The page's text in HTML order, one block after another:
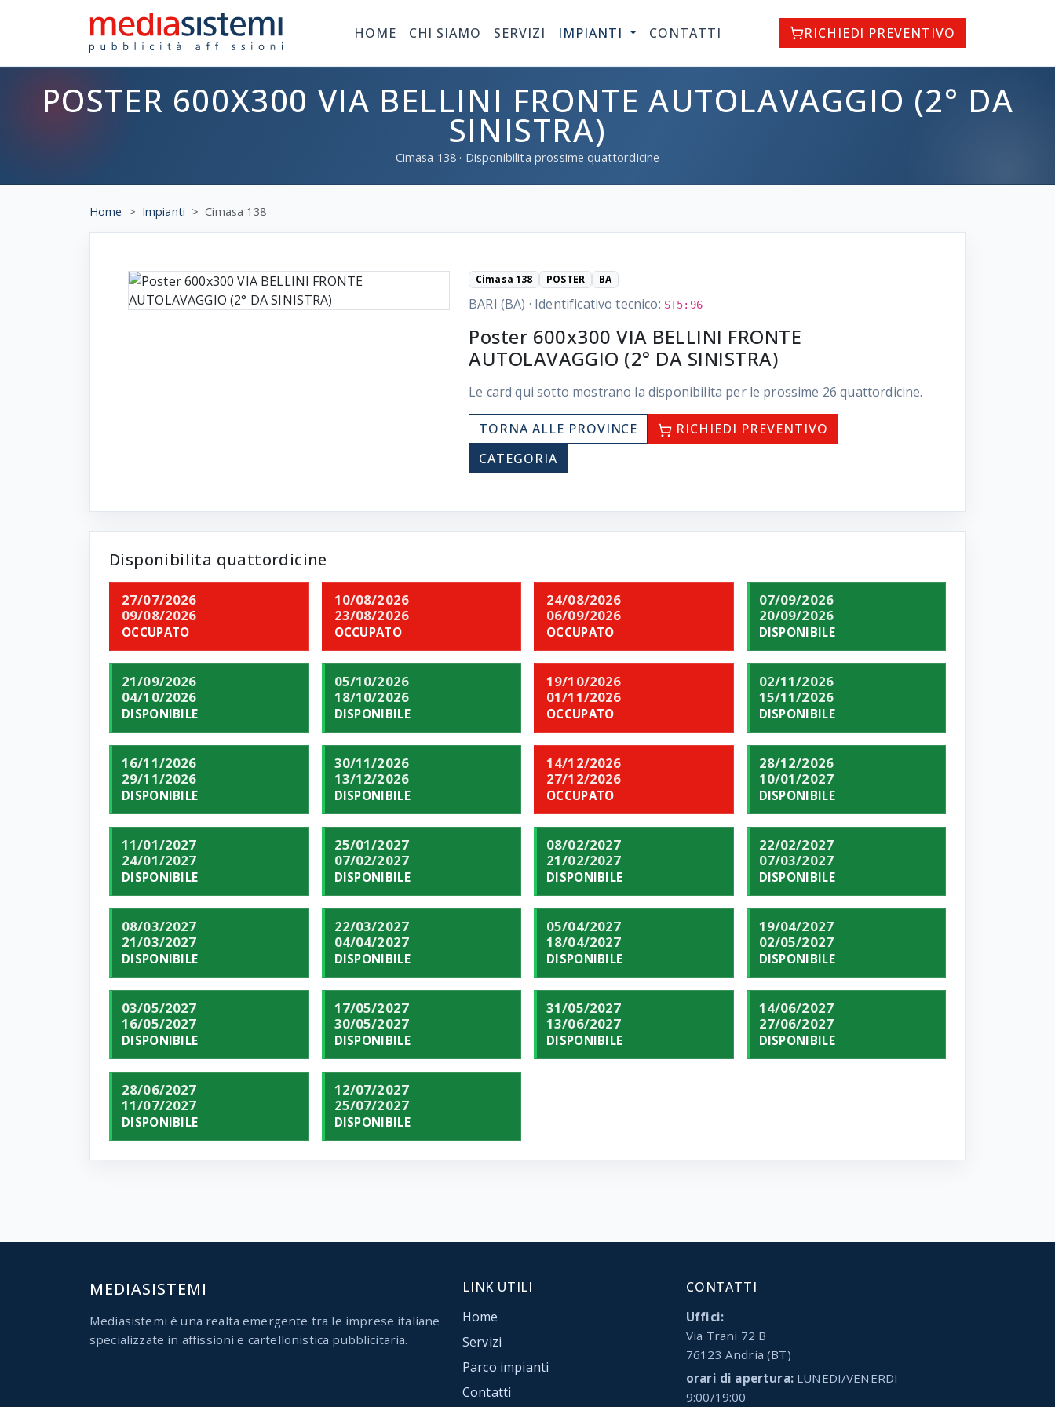
HOME CHI SIAMO SERVIZI IMPIANTI CONTATTI RICHIEDI PREVENTIVO
POSTER 600X300 VIA BELLINI FRONTE AUTOLAVAGGIO (2° DA
SINISTRA)
Cimasa 138 · Disponibilita prossime quattordicine
Home Impianti Cimasa 138
Cimasa 138 POSTER BA
BARI (BA) · Identificativo tecnico: ST5:96
Poster 600x300 VIA BELLINI FRONTE
AUTOLAVAGGIO (2° DA SINISTRA)
Le card qui sotto mostrano la disponibilita per le prossime 26 quattordicine.
TORNA ALLE PROVINCE
RICHIEDI PREVENTIVO
CATEGORIA
Disponibilita quattordicine
27/07/2026
09/08/2026
OCCUPATO
10/08/2026
23/08/2026
OCCUPATO
24/08/2026
06/09/2026
OCCUPATO
07/09/2026
20/09/2026
DISPONIBILE
21/09/2026
04/10/2026
DISPONIBILE
05/10/2026
18/10/2026
DISPONIBILE
19/10/2026
01/11/2026
OCCUPATO
02/11/2026
15/11/2026
DISPONIBILE
16/11/2026
29/11/2026
DISPONIBILE
30/11/2026
13/12/2026
DISPONIBILE
14/12/2026
27/12/2026
OCCUPATO
28/12/2026
10/01/2027
DISPONIBILE
11/01/2027
24/01/2027
DISPONIBILE
25/01/2027
07/02/2027
DISPONIBILE
08/02/2027
21/02/2027
DISPONIBILE
22/02/2027
07/03/2027
DISPONIBILE
08/03/2027
21/03/2027
DISPONIBILE
22/03/2027
04/04/2027
DISPONIBILE
05/04/2027
18/04/2027
DISPONIBILE
19/04/2027
02/05/2027
DISPONIBILE
03/05/2027
16/05/2027
DISPONIBILE
17/05/2027
30/05/2027
DISPONIBILE
31/05/2027
13/06/2027
DISPONIBILE
14/06/2027
27/06/2027
DISPONIBILE
28/06/2027
11/07/2027
DISPONIBILE
12/07/2027
25/07/2027
DISPONIBILE
MEDIASISTEMI
Mediasistemi è una realta emergente tra le imprese italiane
specializzate in affissioni e cartellonistica pubblicitaria.
LINK UTILI
Home
Servizi
Parco impianti
Contatti
CONTATTI
Uffici:
Via Trani 72 B
76123 Andria (BT)
orari di apertura:LUNEDI/VENERDI -
9:00/19:00